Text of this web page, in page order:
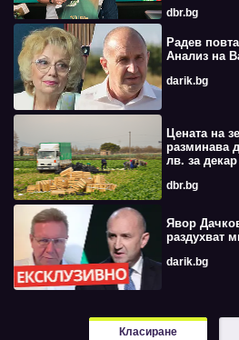
dbr.bg
Радев
Анализ на
darik.bg
Цената на
разминава
лв. за декар
dbr.bg
Явор
раздухват
darik.bg
Класиране